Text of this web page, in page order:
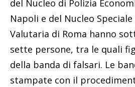
del Nucleo di Polizia
Napoli e del Nucleo
Valutaria di Roma hanno
sette persone, tra le quali
della banda di falsari. Le
stampate con il